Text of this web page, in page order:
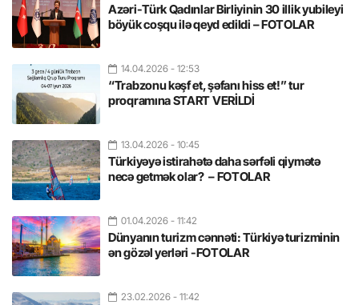
Azəri-Türk Qadınlar Birliyinin 30 illik yubileyi
böyük coşqu ilə qeyd edildi – FOTOLAR
14.04.2026 - 12:53
“Trabzonu kəşf et, şəfanı hiss et!” tur
proqramına START VERİLDİ
13.04.2026 - 10:45
Türkiyəyə istirahətə daha sərfəli qiymətə
necə getmək olar? – FOTOLAR
01.04.2026 - 11:42
Dünyanın turizm cənnəti: Türkiyə turizminin
ən gözəl yerləri -FOTOLAR
23.02.2026 - 11:42